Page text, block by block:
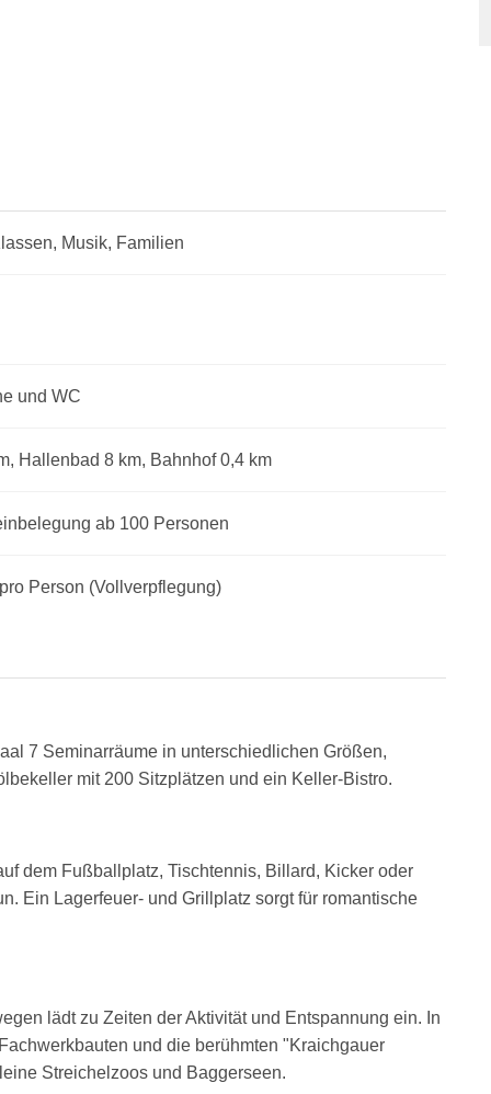
Musik, Familien
und WC
Hallenbad 8 km, Bahnhof 0,4 km
ab 100 Personen
pro Person (Vollverpflegung)
7 Seminarräume in unterschiedlichen Größen,
mit 200 Sitzplätzen und ein Keller-Bistro.
dem Fußballplatz, Tischtennis, Billard, Kicker oder
Ein Lagerfeuer- und Grillplatz sorgt für romantische
lädt zu Zeiten der Aktivität und Entspannung ein. In
und die berühmten "Kraichgauer
Streichelzoos und Baggerseen.